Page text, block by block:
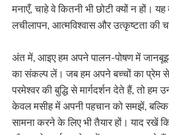
मनाएँ, चाहे वे कितनी भी छोटी क्यों न हों।
लचीलापन, आत्मविश्वास और उत्कृष्टता की
अंत में, आइए हम अपने पालन-पोषण में
का संकल्प लें। जब हम अपने बच्चों का प्रेम
परमेश्वर की बुद्धि से मार्गदर्शन देते हैं, तो
केवल मसीह में अपनी पहचान को समझें, बल्कि
सामना करने के लिए भी तैयार हों। याद रखें कि